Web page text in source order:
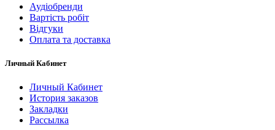
Аудіобренди
Вартість робіт
Відгуки
Оплата та доставка
Личный Кабинет
Личный Кабинет
История заказов
Закладки
Рассылка